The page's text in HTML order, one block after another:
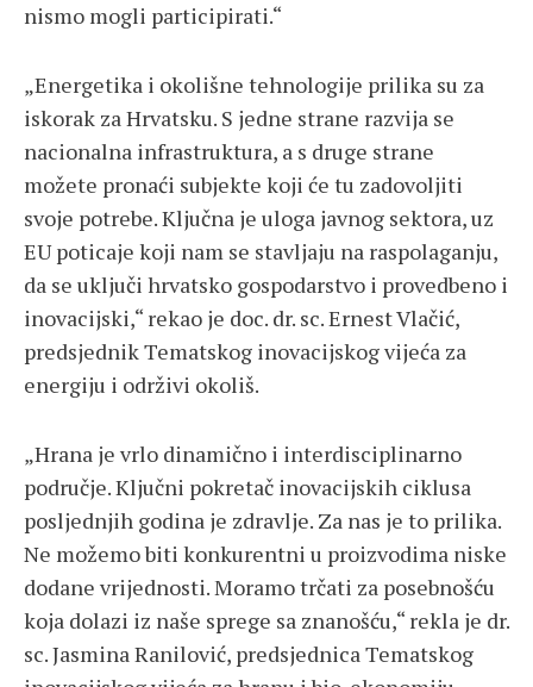
nismo mogli participirati.“
„Energetika i okolišne tehnologije prilika su za
iskorak za Hrvatsku. S jedne strane razvija se
nacionalna infrastruktura, a s druge strane
možete pronaći subjekte koji će tu zadovoljiti
svoje potrebe. Ključna je uloga javnog sektora, uz
EU poticaje koji nam se stavljaju na raspolaganju,
da se uključi hrvatsko gospodarstvo i provedbeno i
inovacijski,“ rekao je doc. dr. sc. Ernest Vlačić,
predsjednik Tematskog inovacijskog vijeća za
energiju i održivi okoliš.
„Hrana je vrlo dinamično i interdisciplinarno
područje. Ključni pokretač inovacijskih ciklusa
posljednjih godina je zdravlje. Za nas je to prilika.
Ne možemo biti konkurentni u proizvodima niske
dodane vrijednosti. Moramo trčati za posebnošću
koja dolazi iz naše sprege sa znanošću,“ rekla je dr.
sc. Jasmina Ranilović, predsjednica Tematskog